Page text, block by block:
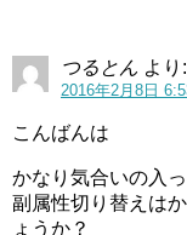
つるとん より:
2016年2月8日
こんばんは
かなり気合いの入
副属性切り替えは
ょうか？